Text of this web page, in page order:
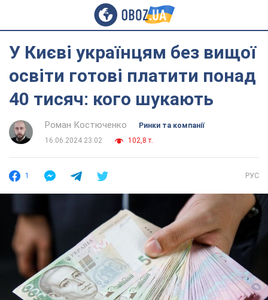
У Києві українцям без вищої
освіти готові платити понад
40 тисяч: кого шукають
Роман Костюченко
Ринки та компанії
16.06.2024 23:02
102,8 т.
1 РУС